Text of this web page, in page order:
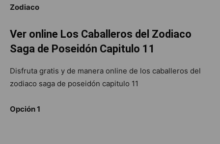
Zodiaco
Ver online Los Caballeros del Zodiaco
Saga de Poseidón Capitulo 11
Disfruta gratis y de manera online de los caballeros del
zodiaco saga de poseidón capitulo 11
Opción 1